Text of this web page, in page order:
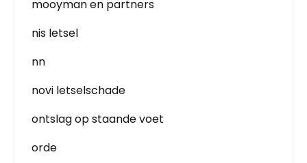
mooyman en partners
nis letsel
nn
novi letselschade
ontslag op staande voet
orde